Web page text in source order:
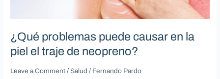
¿Qué problemas puede causar en la
piel el traje de neopreno?
Leave a Comment /Salud / Fernando Pardo
piel
el
traje
neopreno?